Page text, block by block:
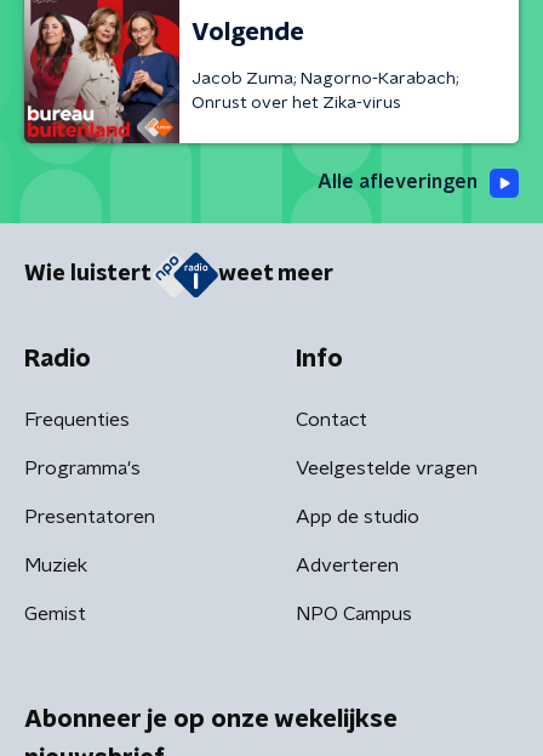
Volgende
Jacob Zuma; Nagorno-Karabach;
Onrust over het Zika-virus
Alle afleveringen
Wie luistert weet meer
Radio
Frequenties
Programma's
Presentatoren
Muziek
Gemist
Info
Contact
Veelgestelde vragen
App de studio
Adverteren
NPO Campus
Abonneer je op onze wekelijkse